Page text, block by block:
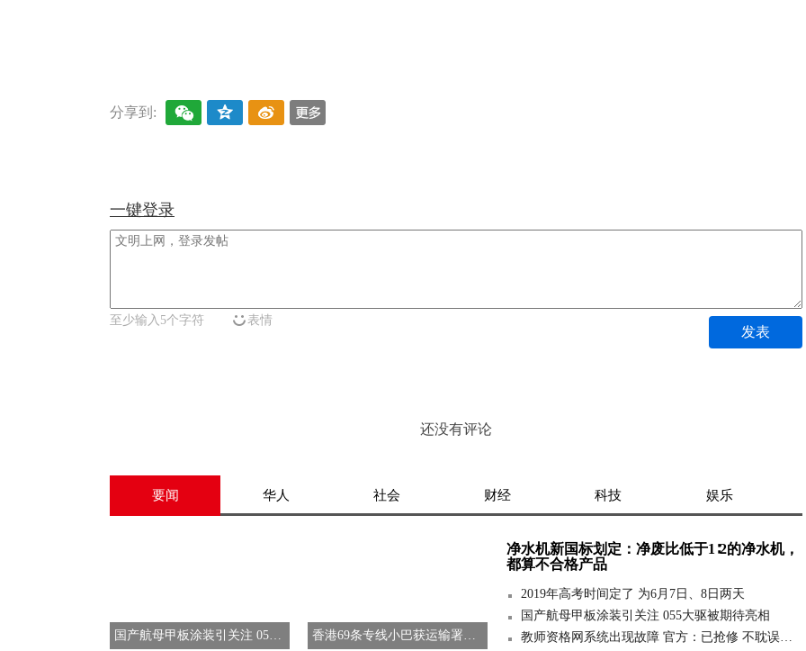
分享到:
一键登录
至少输入5个字符 表情
发表
还没有评论
要闻 华人 社会 财经 科技 娱乐
国产航母甲板涂装引关注 055大驱被期待亮相 香港69条专线小巴获运输署批准加价 最高加幅15.1%
净水机新国标划定：净废比低于1∶2的净水机，
都算不合格产品
2019年高考时间定了 为6月7日、8日两天
国产航母甲板涂装引关注 055大驱被期待亮相
教师资格网系统出现故障 官方：已抢修 不耽误报名